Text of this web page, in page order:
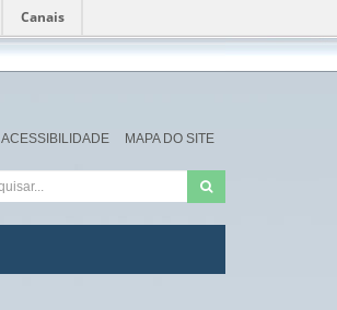
Canais
Fundação
Oswaldo
ACESSIBILIDADE MAPA DO SITE